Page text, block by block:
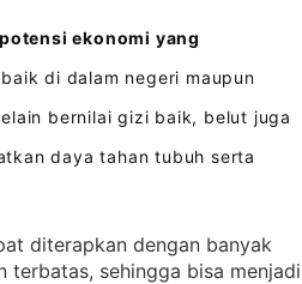
ekonomi yang
di dalam negeri maupun
bernilai gizi baik, belut juga
daya tahan tubuh serta
diterapkan dengan banyak
terbatas, sehingga bisa menjadi